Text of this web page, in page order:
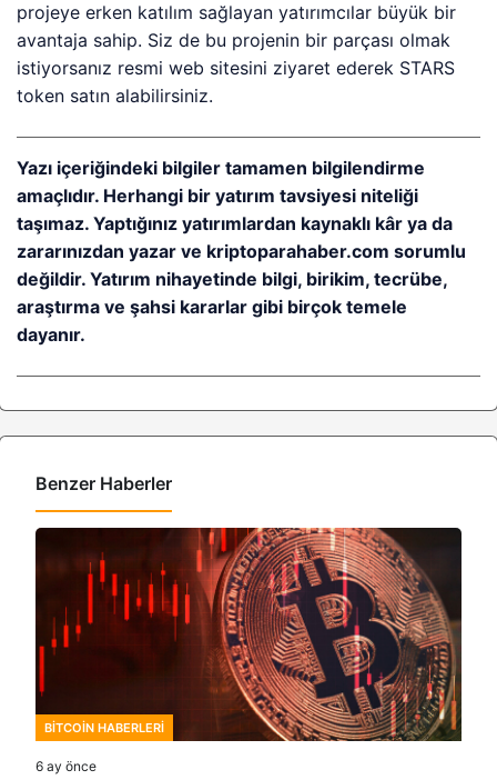
projeye erken katılım sağlayan yatırımcılar büyük bir
avantaja sahip. Siz de bu projenin bir parçası olmak
istiyorsanız resmi web sitesini ziyaret ederek STARS
token satın alabilirsiniz.
Yazı içeriğindeki bilgiler tamamen bilgilendirme
amaçlıdır. Herhangi bir yatırım tavsiyesi niteliği
taşımaz. Yaptığınız yatırımlardan kaynaklı kâr ya da
zararınızdan yazar ve kriptoparahaber.com sorumlu
değildir. Yatırım nihayetinde bilgi, birikim, tecrübe,
araştırma ve şahsi kararlar gibi birçok temele
dayanır.
Benzer Haberler
BITCOIN HABERLERI
6 ay önce